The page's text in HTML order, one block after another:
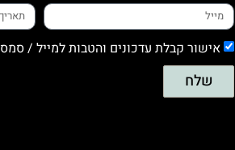
אישור קבלת עדכונים והטבות למייל / סמס
שלח